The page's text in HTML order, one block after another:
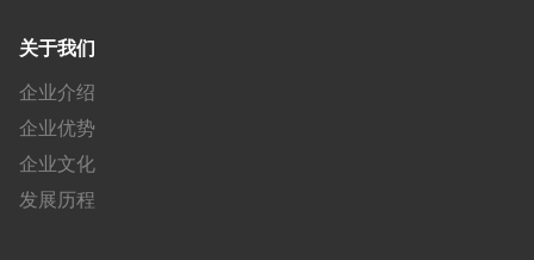
关于我们
企业介绍
企业优势
企业文化
发展历程